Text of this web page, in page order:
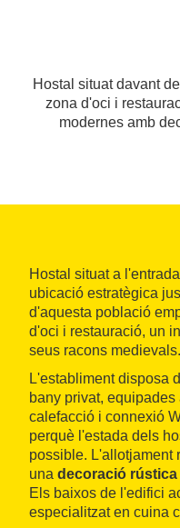
Hostal situat davant
zona d'oci i
modernes amb
Hostal situat a
ubicació estratègica
d'aquesta població
d'oci i restauració, un
seus racons medievals.
L'establiment disposa
bany privat,
calefacció i connexió
perquè l'estada dels
possible. L'allotjament
una decoració
Els baixos de l'edifici
especialitzat en cuina